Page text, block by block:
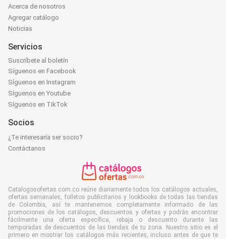
Acerca de nosotros
Agregar catálogo
Noticias
Servicios
Suscríbete al boletín
Síguenos en Facebook
Síguenos en Instagram
Síguenos en Youtube
Síguenos en TikTok
Socios
¿Te interesaría ser socio?
Contáctanos
Catalogosofertas.com.co reúne diariamente todos los catálogos actuales,
ofertas semanales, folletos publicitarios y lookbooks de todas las tiendas
de Colombia, así te mantenemos completamente informado de las
promociones de los catálogos, descuentos y ofertas y podrás encontrar
fácilmente una oferta específica, rebaja o descuento durante las
temporadas de descuentos de las tiendas de tu zona. Nuestro sitio es el
primero en mostrar los catálogos más recientes, incluso antes de que te